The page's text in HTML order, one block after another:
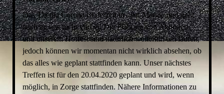
Das Thema Corona ist derzeit in aller Munde und geht
auch an uns nicht vorbei. Die Planung von Aktionen
und unserem Hoffest sind natürlich weiterhin am laufen,
jedoch können wir momentan nicht wirklich absehen, ob
das alles wie geplant stattfinden kann. Unser nächstes
Treffen ist für den 20.04.2020 geplant und wird, wenn
möglich, in Zorge stattfinden. Nähere Informationen zu